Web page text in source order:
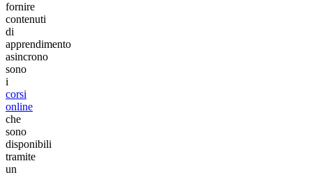
fornire
contenuti
di
apprendimento
asincrono
sono
i
corsi
online
che
sono
disponibili
tramite
un